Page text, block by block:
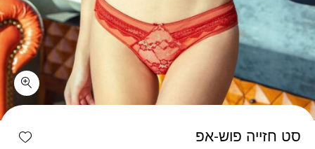
סט חזייה פוש-אפ
כמות סט חזייה פוש-אפ